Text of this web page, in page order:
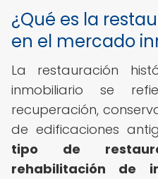
¿Qué es la
en el mercado
La restauración
inmobiliario se
recuperación,
de edificaciones
tipo de
rehabilitación de